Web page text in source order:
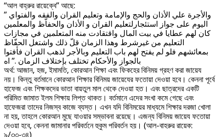
“আল বাহ্রুর রায়েক্বে” আছে:
” والأجرة علي الأذان والحج والإمامة وتعليم القران والفقه والفتواي
اليوم على جواز استئجارلتعليم القران و الأذان والحفاّظ والمعلمين
كان لهم عطايا في بيت المال واقتقادت منه المتعلمين في مجازات
التعليم من غيرشرط وهذا الزمان قلّ ذلك واشتغل الحفّاظ
بمعائشهم فلو لم يفتح لهم باب التعليم وبالأجر لذهب القران فأفتوا
بالجواز والأحكام تختلف بإختلاف الزمان .” اه
অর্থ: আজান, হজ, ইমামতি, কোরআন শিক্ষা এবং ফিকহের বিনিময় গ্রহণ করা জায়েয
নয়। কিন্তু বর্তমানে কোরআন শিক্ষার বিনিময় জায়েযের ফতোয়া দেওয়া হবে। কেননা পূর্বে
হাফেজ এবং শিক্ষকদের ভাতা বায়তুল মাল থেকে দেওয়া হত। এবং ছাত্রদের একটি
পরিমিত জামাত ইলম শিক্ষায় লিপ্ত থাকত। বর্তমানে এদের সংখা কমে গেছে এবং
হাফেজরা তাদের নিজস্ব কাজে ব্যস্ত। এখন যদি বিনিময়ের মাধ্যমে শিক্ষার দরজা খোলা
না হয়, তাহলে কোরআন মুছে যাওয়ার সম্ভাবনা রয়েছে। এজন্য বিনিময় জায়েয ফতোয়া
দেওয়া হবে, কেননা জামানার পরিবর্তনে হুকুম পরিবর্তন হয়। (আল-বাহরুর রায়েক:
৯/৩৩-৩৪)